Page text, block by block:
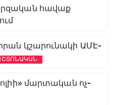
հավաք
կշարունակի ԱՄԷ-
մարտական ոչ-